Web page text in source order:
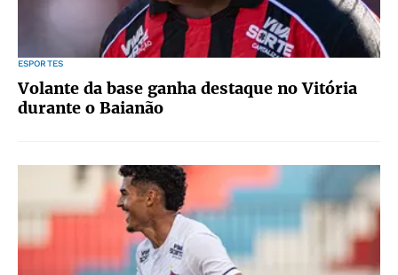
ESPORTES
Volante da base ganha destaque no Vitória
durante o Baianão